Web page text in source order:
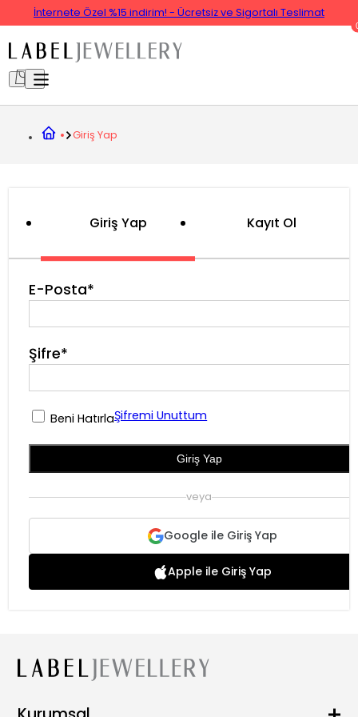
İnternete Özel %15 indirim! - Ücretsiz ve Sigortalı Teslimat
Giriş Yap
Giriş Yap Kayıt Ol
E-Posta*
Şifre*
Beni HatırlaŞifremi Unuttum
Giriş Yap
veya
Google ile Giriş Yap
Apple ile Giriş Yap